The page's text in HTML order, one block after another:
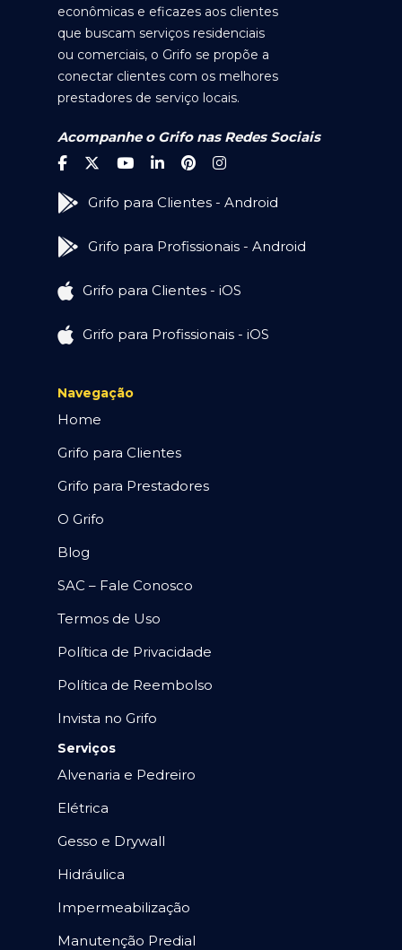
econômicas e eficazes aos clientes
que buscam serviços residenciais
ou comerciais, o Grifo se propõe a
conectar clientes com os melhores
prestadores de serviço locais.
Acompanhe o Grifo nas Redes Sociais
Grifo para Clientes - Android
Grifo para Profissionais - Android
Grifo para Clientes - iOS
Grifo para Profissionais - iOS
Navegação
Home
Grifo para Clientes
Grifo para Prestadores
O Grifo
Blog
SAC – Fale Conosco
Termos de Uso
Política de Privacidade
Política de Reembolso
Invista no Grifo
Serviços
Alvenaria e Pedreiro
Elétrica
Gesso e Drywall
Hidráulica
Impermeabilização
Manutenção Predial